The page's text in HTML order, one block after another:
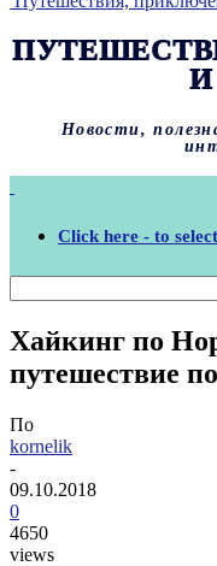
И
Новости,
Click here - to
Хайкинг по
путешествие
По
kornelik
-
09.10.2018
0
4650
views